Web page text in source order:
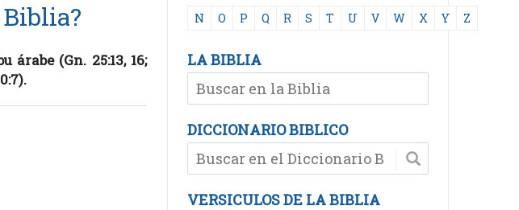
Biblia?
(Gn. 25:13, 16;
N O P Q R S T U V W X Y Z
LA BIBLIA
DICCIONARIO BIBLICO
VERSICULOS DE LA BIBLIA